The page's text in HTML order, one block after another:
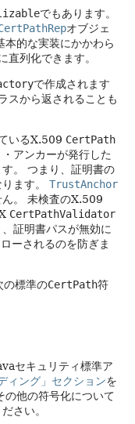
でもあります。
オブジェ
本的な実装にかかわら
直列化できます。
で作成されます
スから返されることも
いるX.509 CertPath
アンカーが発行した
。
つまり、証明書の
ます。
TrustAnchor
。
未検査のX.509
CertPathValidator
証明書パスが無効に
ーされるのを防ぎま
の標準のCertPath符
セキュリティ標準ア
ィング」セクションを
の他の符号化について
さい。